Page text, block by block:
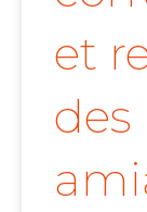
et
des